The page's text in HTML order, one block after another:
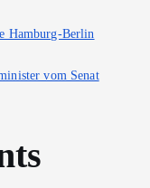
Hamburg-Berlin
vom Senat